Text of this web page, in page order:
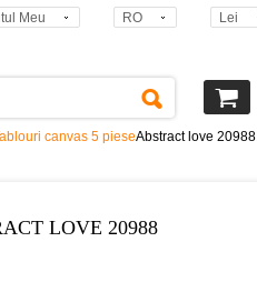
Meu RO Lei
canvas 5 pieseAbstract love 20988
LOVE 20988